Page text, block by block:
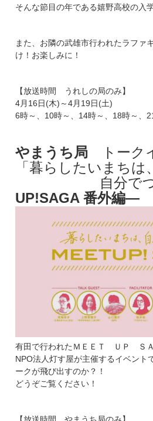
そんな節目の年である嬉野高校の入
また、お隣の武雄市行われたラファ
け！お楽しみに！
【放送時間 うれしの局のみ】
4月16日(木)～4月19日(土)
6時～、10時～、14時～、18時～、
やまうち局
トーク
「暮らしたいまちは、
自分でつ
UP!SAGA番外編―
有田で行われたＭＥＥＴ ＵＰ ＳＡ
NPO法人灯す屋が主催するイベント
ークが飛び出すのか？！
どうぞご覧ください！
【放送時間 やまうち局のみ】